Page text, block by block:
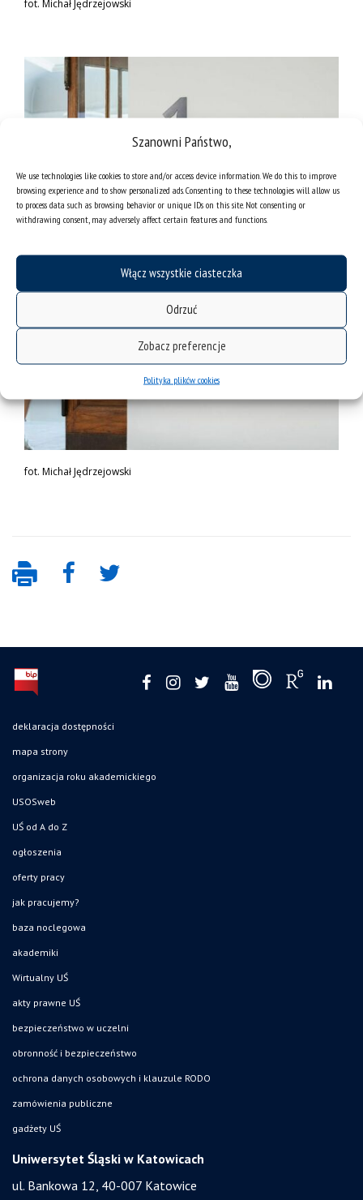
Szanowni Państwo,
We use technologies like cookies to store and/or access device information. We do this to improve
browsing experience and to show personalized ads. Consenting to these technologies will allow us
to process data such as browsing behavior or unique IDs on this site. Not consenting or
withdrawing consent, may adversely affect certain features and functions.
Włącz wszystkie ciasteczka
Odrzuć
Zobacz preferencje
Polityka plików cookies
fot. Michał Jędrzejowski
fot. Michał Jędrzejowski
deklaracja dostępności
mapa strony
organizacja roku akademickiego
USOSweb
UŚ od A do Z
ogłoszenia
oferty pracy
jak pracujemy?
baza noclegowa
akademiki
Wirtualny UŚ
akty prawne UŚ
bezpieczeństwo w uczelni
obronność i bezpieczeństwo
ochrona danych osobowych i klauzule RODO
zamówienia publiczne
gadżety UŚ
Uniwersytet Śląski w Katowicach
ul. Bankowa 12, 40-007 Katowice